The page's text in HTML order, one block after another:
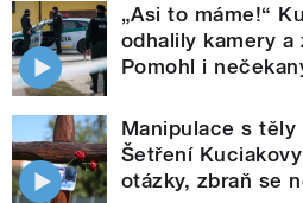
„Asi to máme!“
odhalily kamery
Pomohl i
Manipulace s těly
Šetření
otázky, zbraň se